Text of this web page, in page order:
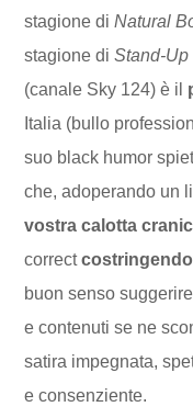
stagione diNatural
stagione diStand-
(canale Sky 124) è il
Italia (bullo
suo black humor
che, adoperando un
vostra calotta
correct
buon senso
e contenuti se ne
satira impegnata,
e consenziente.